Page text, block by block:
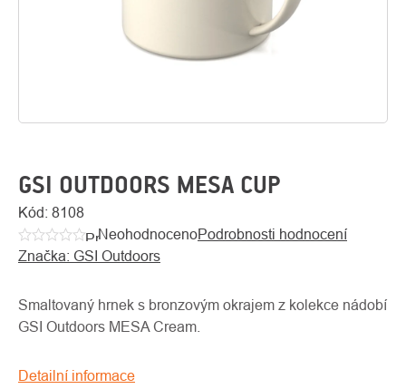
O
GSI OUTDOORS MESA CUP
Kód: 8108
Průměrné
hodnocení
je
0,0
5
NeohodnocenoPodrobnosti hodnocení
Značka: GSI Outdoors
Smaltovaný hrnek s bronzovým okrajem z kolekce nádobí
GSI Outdoors MESA Cream.
Detailní informace